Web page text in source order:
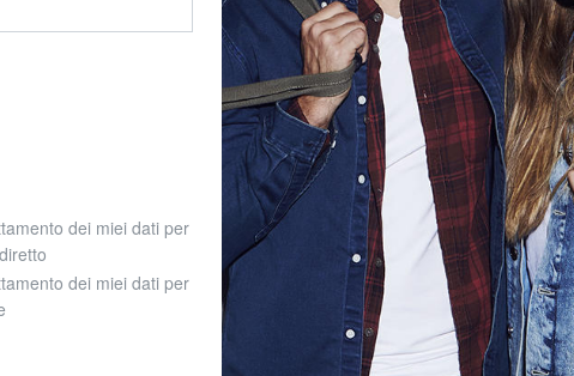
dei miei dati per
dei miei dati per